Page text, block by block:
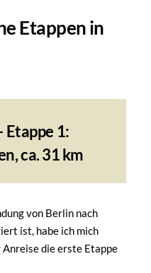
Etappen in
Etappe 1:
ca. 31 km
von Berlin nach
ist, habe ich mich
die erste Etappe